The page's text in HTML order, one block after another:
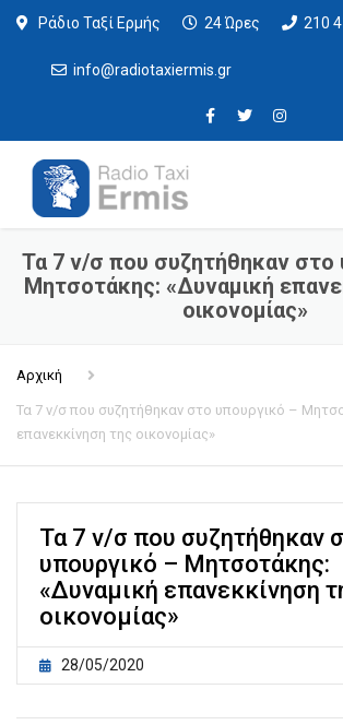
Ράδιο Ταξί Ερμής 24 Ώρες 210
info@radiotaxiermis.gr
Τα 7 ν/σ που συζητήθηκαν στο
Μητσοτάκης: «Δυναμική
οικονομίας»
Αρχική
Τα 7 ν/σ που συζητήθηκαν στο υπουργικό –
επανεκκίνηση της οικονομίας»
Τα 7 ν/σ που συζητήθηκαν
υπουργικό – Μητσοτάκης:
«Δυναμική επανεκκίνηση
οικονομίας»
28/05/2020